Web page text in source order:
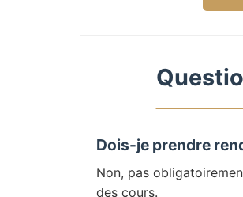
Dois-je prendre
Non, pas
des cours.